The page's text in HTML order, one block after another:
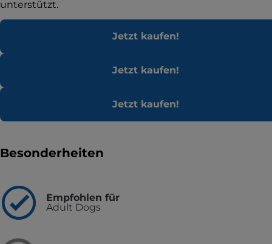
unterstützt.
Jetzt kaufen!
Jetzt kaufen!
Jetzt kaufen!
Besonderheiten
Empfohlen für
Adult Dogs